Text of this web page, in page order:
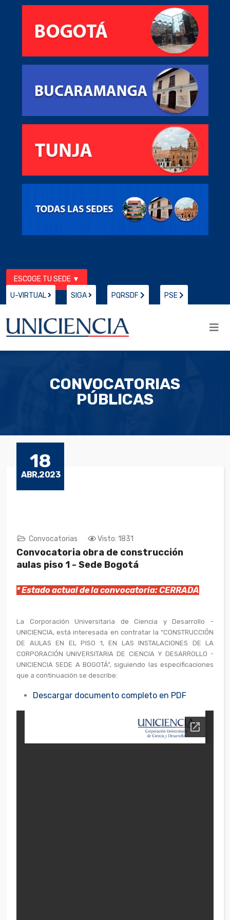
ESCOGE TU SEDE ▼
U-VIRTUAL
SIGA PQRSDF PSE
CONVOCATORIAS
PÚBLICAS
18
ABR,2023
Convocatorias Visto: 1831
Convocatoria obra de construcción
aulas piso 1 - Sede Bogotá
* Estado actual de la convocatoria: CERRADA
La Corporación Universitaria de Ciencia y Desarrollo -
UNICIENCIA, está interesada en contratar la “CONSTRUCCIÓN
DE AULAS EN EL PISO 1, EN LAS INSTALACIONES DE LA
CORPORACIÓN UNIVERSITARIA DE CIENCIA Y DESARROLLO -
UNICIENCIA SEDE A BOGOTÁ”, siguiendo las especificaciones
que a continuación se describe:
Descargar documento completo en PDF